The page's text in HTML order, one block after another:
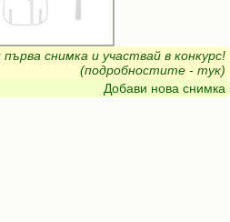
снимка и участвай в конкурс!
(подробностите - тук)
Добави нова снимка